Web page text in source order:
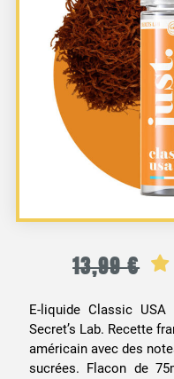
13,99€
E-liquide Classic
Secret’s Lab. Recette
américain avec des
sucrées. Flacon de